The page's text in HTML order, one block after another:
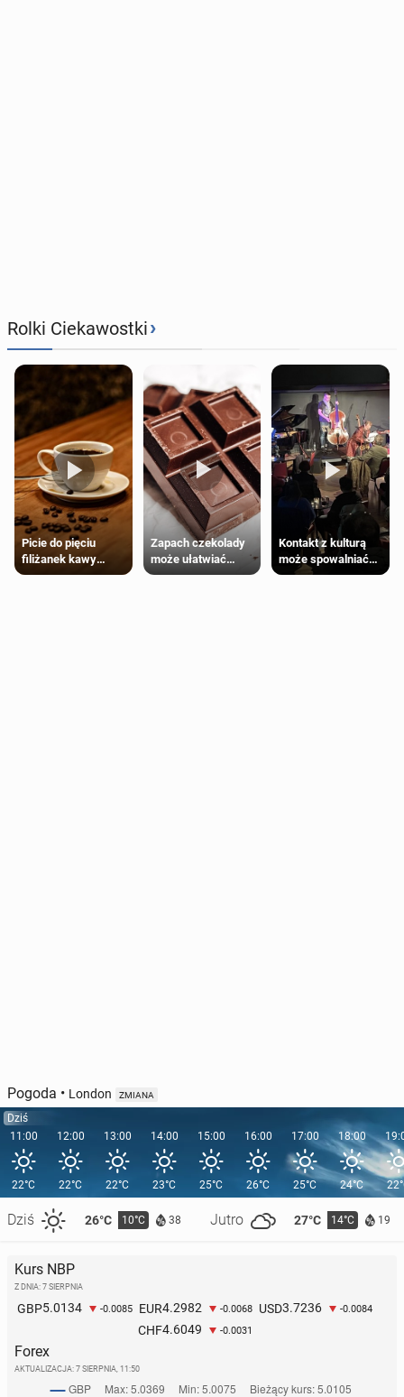
Rolki Ciekawostki›
Picie do pięciu
filiżanek kawy
dziennie jest
Zapach czekolady
może ułatwiać
trening siłowy
Kontakt z kulturą
może spowalniać
starzenie
Pogoda • London ZMIANA
Dziś
11:00
22°C
Dziś 26°C 10°C 38 Jutro 27°C 14°C 19
12:00
22°C
13:00
22°C
14:00
23°C
15:00
25°C
16:00
26°C
17:00
25°C
18:00
24°C
Kurs NBP
Z DNIA: 7 SIERPNIA
GBP5.0134 -0.0085 EUR4.2982 -0.0068 USD3.7236 -0.0084
CHF4.6049 -0.0031
Forex
AKTUALIZACJA: 7 SIERPNIA, 11:50